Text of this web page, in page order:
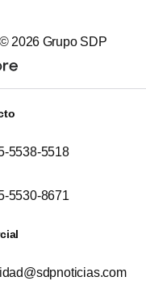
2026 Grupo SDP
5538-5518
5530-8671